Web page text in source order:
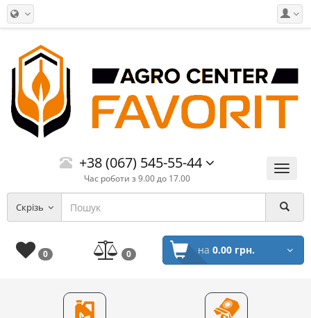
Меню
+38 (067) 545-55-44
Час роботи з 9.00 до 17.00
Скрізь
0 0 на 0.00 грн.